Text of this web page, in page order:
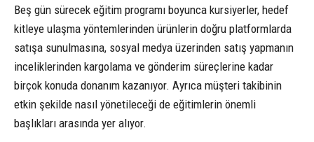
Beş gün sürecek eğitim programı boyunca kursiyerler, hedef
kitleye ulaşma yöntemlerinden ürünlerin doğru platformlarda
satışa sunulmasına, sosyal medya üzerinden satış yapmanın
inceliklerinden kargolama ve gönderim süreçlerine kadar
birçok konuda donanım kazanıyor. Ayrıca müşteri takibinin
etkin şekilde nasıl yönetileceği de eğitimlerin önemli
başlıkları arasında yer alıyor.